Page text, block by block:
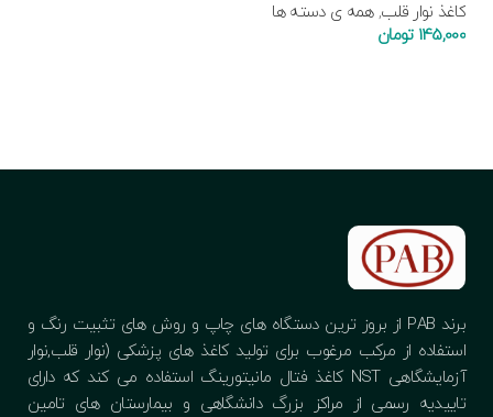
کاغذ نوار قلب,همه ی دسته ها
145,000 تومان
برند PAB از بروز ترین دستگاه های چاپ و روش های تثبیت رنگ و
استفاده از مرکب مرغوب برای تولید کاغذ های پزشکی (نوار قلب,نوار
آزمایشگاهی NST کاغذ فتال مانیتورینگ استفاده می کند که دارای
تاییدیه رسمی از مراکز بزرگ دانشگاهی و بیمارستان های تامین